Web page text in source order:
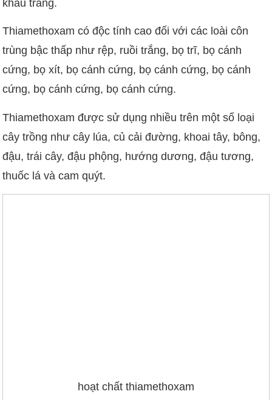
khẩu trang.
Thiamethoxam có độc tính cao đối với các loài côn
trùng bậc thấp như rệp, ruồi trắng, bọ trĩ, bọ cánh
cứng, bọ xít, bọ cánh cứng, bọ cánh cứng, bọ cánh
cứng, bọ cánh cứng, bọ cánh cứng.
Thiamethoxam được sử dụng nhiều trên một số loại
cây trồng như cây lúa, củ cải đường, khoai tây, bông,
đậu, trái cây, đậu phộng, hướng dương, đậu tương,
thuốc lá và cam quýt.
hoạt chất thiamethoxam